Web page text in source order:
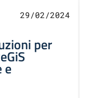
29/02/2024
per
e